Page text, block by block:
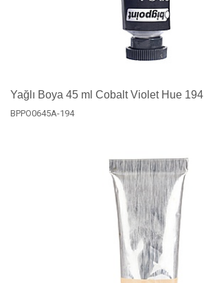
Yağlı Boya 45 ml Cobalt Violet Hue 194
BPPO0645A-194